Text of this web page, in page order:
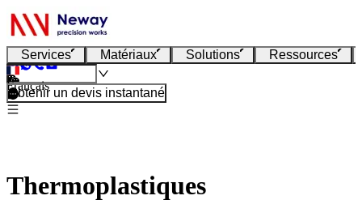
Services Matériaux Solutions Ressources
Français
Obtenir un devis instantané
Thermoplastiques